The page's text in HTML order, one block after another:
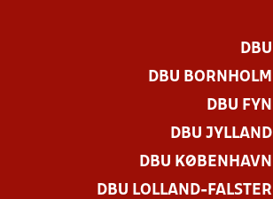
DBU
DBU BORNHOLM
DBU FYN
DBU JYLLAND
DBU KØBENHAVN
DBU LOLLAND-FALSTER